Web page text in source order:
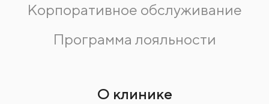
Корпоративное обслуживание
Программа лояльности
О клинике